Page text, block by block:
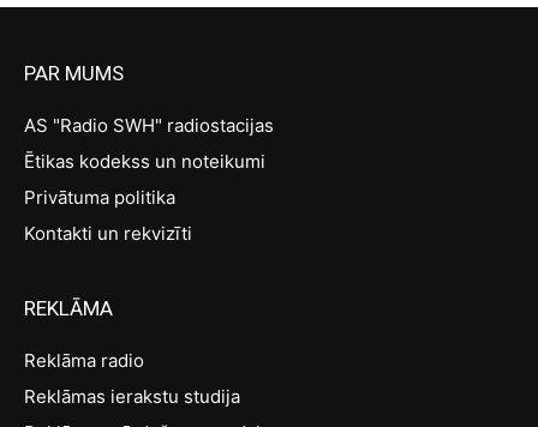
PAR MUMS
AS "Radio SWH" radiostacijas
Ētikas kodekss un noteikumi
Privātuma politika
Kontakti un rekvizīti
REKLĀMA
Reklāma radio
Reklāmas ierakstu studija